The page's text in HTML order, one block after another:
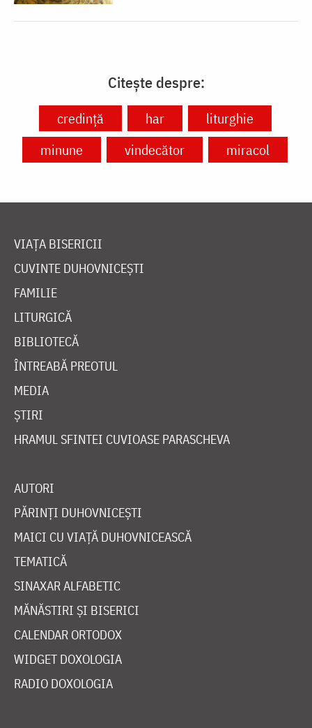
Citește despre:
credință har
liturghie
minune
vindecător miracol
VIAȚA BISERICII
CUVINTE DUHOVNICEȘTI
FAMILIE
LITURGICĂ
BIBLIOTECĂ
ÎNTREABĂ PREOTUL
MEDIA
ȘTIRI
HRAMUL SFINTEI CUVIOASE PARASCHEVA
AUTORI
PĂRINȚI DUHOVNICEȘTI
MAICI CU VIAȚĂ DUHOVNICEASCĂ
TEMATICĂ
SINAXAR ALFABETIC
MĂNĂSTIRI ȘI BISERICI
CALENDAR ORTODOX
WIDGET DOXOLOGIA
RADIO DOXOLOGIA